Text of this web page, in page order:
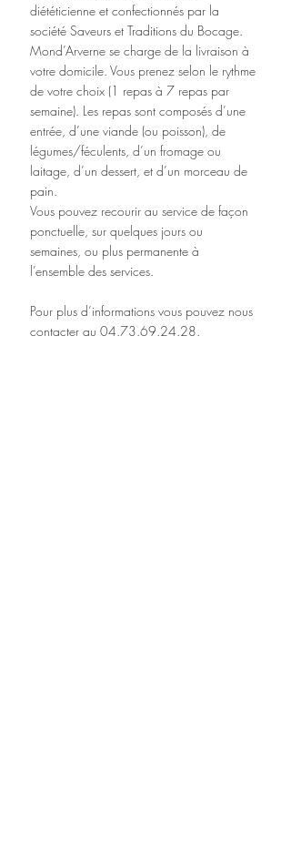
diététicienne et confectionnés par la
société Saveurs et Traditions du Bocage.
Mond’Arverne se charge de la livraison à
votre domicile. Vous prenez selon le rythme
de votre choix (1 repas à 7 repas par
semaine). Les repas sont composés d’une
entrée, d’une viande (ou poisson), de
légumes/féculents, d’un fromage ou
laitage, d’un dessert, et d’un morceau de
pain.
Vous pouvez recourir au service de façon
ponctuelle, sur quelques jours ou
semaines, ou plus permanente à
l’ensemble des services.
Pour plus d’informations vous pouvez nous
contacter au 04.73.69.24.28.